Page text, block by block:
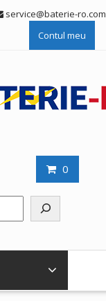
service@baterie-ro.com
Contul meu
0